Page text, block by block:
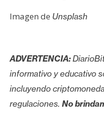
Imagen de Unsplash
ADVERTENCIA:
informativo y educativo
incluyendo
regulaciones. No